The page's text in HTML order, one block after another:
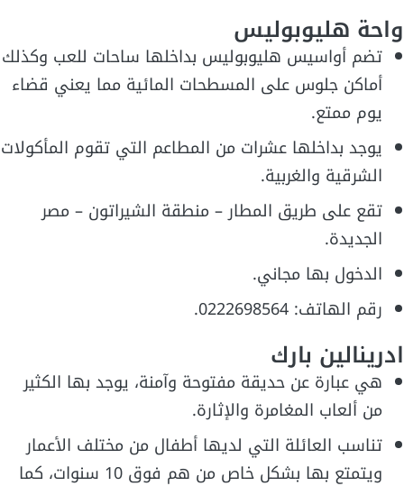
واحة هليوبوليس
تضم أواسيس هليوبوليس بداخلها ساحات للعب وكذلك
أماكن جلوس على المسطحات المائية مما يعني قضاء
يوم ممتع.
يوجد بداخلها عشرات من المطاعم التي تقوم المأكولات
الشرقية والغربية.
تقع على طريق المطار – منطقة الشيراتون – مصر
الجديدة.
الدخول بها مجاني.
رقم الهاتف: 0222698564.
ادرينالين بارك
هي عبارة عن حديقة مفتوحة وآمنة، يوجد بها الكثير
من ألعاب المغامرة والإثارة.
تناسب العائلة التي لديها أطفال من مختلف الأعمار
ويتمتع بها بشكل خاص من هم فوق 10 سنوات، كما